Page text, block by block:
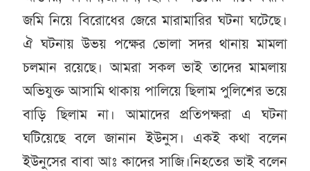
জমি নিয়ে বিরোধের জেরে মারামারির ঘটনা ঘটেছে।
ঐ ঘটনায় উভয় পক্ষের ভোলা সদর থানায় মামলা
চলমান রয়েছে। আমরা সকল ভাই তাদের মামলায়
অভিযুক্ত আসামি থাকায় পালিয়ে ছিলাম পুলিশের ভয়ে
বাড়ি ছিলাম না। আমাদের প্রতিপক্ষরা এ ঘটনা
ঘটিয়েছে বলে জানান ইউনুস। একই কথা বলেন
ইউনুসের বাবা আঃ কাদের সাজি।নিহতের ভাই বলেন